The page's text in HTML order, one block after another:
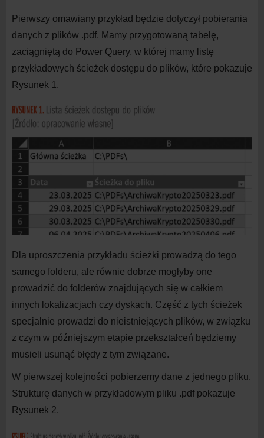
Pierwszy omawiany przykład będzie dotyczył pobierania
danych z plików .pdf. Mamy przygotowaną tabelę,
zaciągniętą do Power Query, w której mamy listę
przykładowych ścieżek dostępu do plików, które pokazuje
Rysunek 1.
Dla uproszczenia przykładu ścieżki prowadzą do tego
samego folderu, ale równie dobrze mogłyby one
prowadzić do folderów znajdujących się w całkiem
innych lokalizacjach czy dyskach. Część z tych ścieżek
specjalnie prowadzi do nieistniejących plików, w związku
z czym w późniejszym etapie przekształceń będziemy
musieli usunąć błędy z tym związane.
W pierwszej kolejności pobierzemy dane z jednego pliku.
Strukturę danych w przykładowym pliku .pdf pokazuje
Rysunek 2.